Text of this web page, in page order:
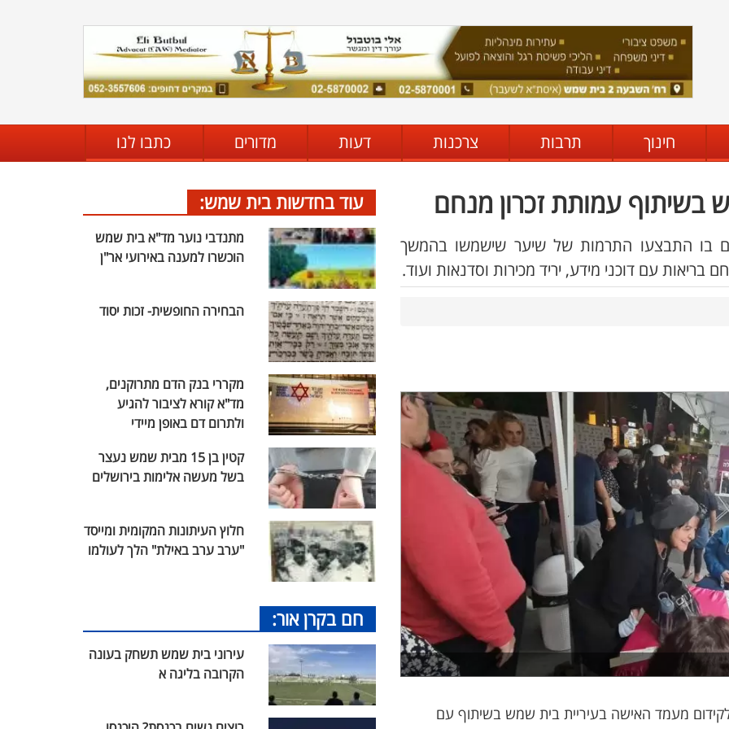
חינוך תרבות צרכנות דעות מדורים כתבו לנו
בשיתוף עמותת זכרון מנחם
בו התבצעו התרמות של שיער שישמשו בהמשך
עם דוכני מידע, יריד מכירות וסדנאות ועוד.
מעמד האישה בעיריית בית שמש בשיתוף עם
עוד בחדשות בית שמש:
מתנדבי נוער מד"א בית שמש
הוכשרו למענה באירועי אר"ן
הבחירה החופשית- זכות יסוד
מקררי בנק הדם מתרוקנים,
מד"א קורא לציבור להגיע
ולתרום דם באופן מיידי
קטין בן 15 מבית שמש נעצר
בשל מעשה אלימות בירושלים
חלוץ העיתונות המקומית ומייסד
"ערב ערב באילת" הלך לעולמו
חם בקרן אור:
עירוני בית שמש תשחק בעונה
הקרובה בליגה א